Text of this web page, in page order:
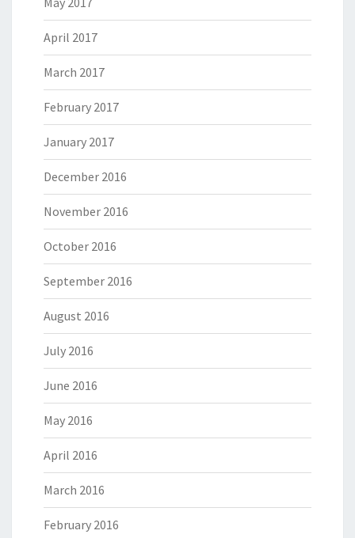
April 2017
March 2017
February 2017
January 2017
December 2016
November 2016
October 2016
September 2016
August 2016
July 2016
June 2016
May 2016
April 2016
March 2016
February 2016